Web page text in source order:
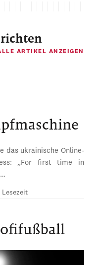
ARTIKEL ANZEIGEN
das ukrainische Online-
„For first time in
Lesezeit